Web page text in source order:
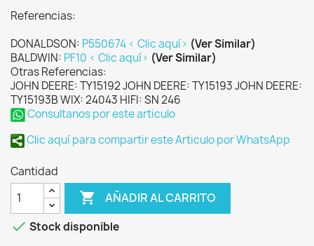
Referencias:
DONALDSON: P550674 < Clic aquí> (Ver Similar)
BALDWIN: PF10 < Clic aquí> (Ver Similar)
Otras Referencias:
JOHN DEERE: TY15192 JOHN DEERE: TY15193 JOHN DEERE:
TY15193B WIX: 24043 HIFI: SN 246
Consultanos por este articulo
Clic aquí para compartir este Articulo por WhatsApp
Cantidad
 AÑADIR AL CARRITO
 Stock disponible